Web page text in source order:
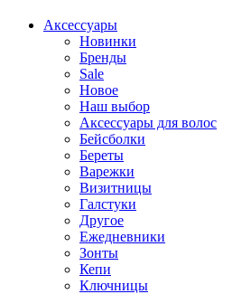
Аксессуары
Новинки
Бренды
Sale
Новое
Наш выбор
Аксессуары для волос
Бейсболки
Береты
Варежки
Визитницы
Галстуки
Другое
Ежедневники
Зонты
Кепи
Ключницы